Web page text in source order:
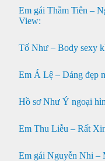
Em gái Thắm Tiên –
View:
Tố Như – Body sexy
Em Á Lệ – Dáng đẹp
Hồ sơ Như Ý ngoại
Em Thu Liễu – Rất
Em gái Nguyễn Nhi –